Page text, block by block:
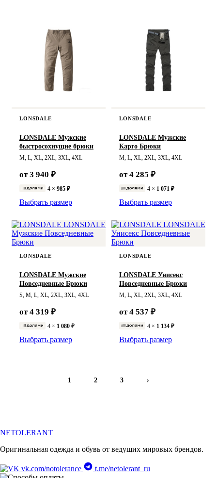
LONSDALE
LONSDALE Мужские
быстросохнущие брюки
M, L, XL, 2XL, 3XL, 4XL
от 3 940 ₽
4 × 985 ₽
Выбрать размер
LONSDALE
LONSDALE Мужские
Карго Брюки
M, L, XL, 2XL, 3XL, 4XL
от 4 285 ₽
4 × 1 071 ₽
Выбрать размер
LONSDALE
LONSDALE Мужские
Повседневные Брюки
S, M, L, XL, 2XL, 3XL, 4XL
от 4 319 ₽
4 × 1 080 ₽
Выбрать размер
LONSDALE
LONSDALE Унисекс
Повседневные Брюки
M, L, XL, 2XL, 3XL, 4XL
от 4 537 ₽
4 × 1 134 ₽
Выбрать размер
1 2 3 ›
NETOLERANT
Оригинальная одежда и обувь от ведущих мировых брендов.
vk.com/notolerance t.me/netolerant_ru